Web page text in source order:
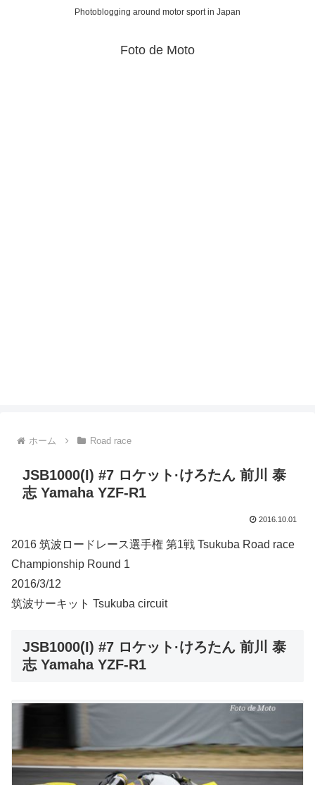
Photoblogging around motor sport in Japan
Foto de Moto
ホーム Road race
JSB1000(I) #7 ロケット·けろたん 前川 泰
志 Yamaha YZF-R1
2016.10.01
2016 筑波ロードレース選手権 第1戦 Tsukuba Road race
Championship Round 1
2016/3/12
筑波サーキット Tsukuba circuit
JSB1000(I) #7 ロケット·けろたん 前川 泰
志 Yamaha YZF-R1